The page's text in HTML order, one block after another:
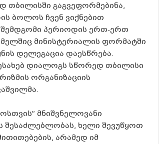
თბილისში გაგვეფორმებინა,
ბოლოს ჩვენ ვიქნებით
შემდგომი პერიოდის ერთ-ერთ
მინისტერიალის ფორმატში
დელეგაცია დაესწრება.
დიალოგს სწორედ თბილისი
ორგანიზაციის
მნიშვნელოვანი
შესაძლებლობას, ხელი შევუწყოთ
არამედ იმ